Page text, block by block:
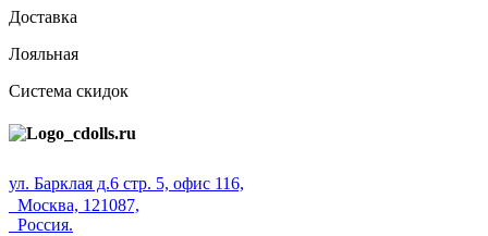
Доставка
Лояльная
Система скидок
ул. Барклая д.6 стр. 5, офис 116,
Москва, 121087,
Россия.